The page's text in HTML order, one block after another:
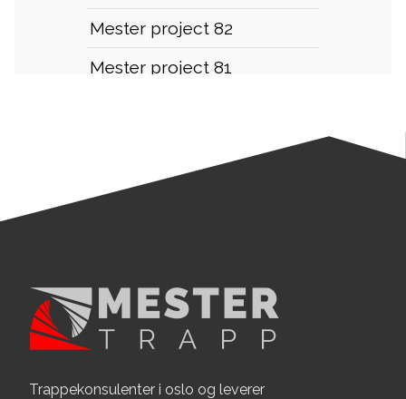
Mester project 82
Mester project 81
Mester project 78
Mester project 75
Mester project 74
Mester project 73
Trappekonsulenter i oslo og leverer